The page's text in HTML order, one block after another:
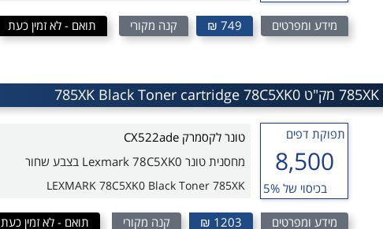
מידע ומפרטים 749 ₪ קנה מקורי תואם - לא זמין כעת
תפוקת דפים
8,500
בכיסוי של 5%
טונר לקסמרק CX522ade
מחסנית טונר Lexmark 78C5XK0 בצבע שחור
LEXMARK 78C5XK0 Black Toner 785XK
מידע ומפרטים 1203 ₪ קנה מקורי תואם - לא זמין כעת